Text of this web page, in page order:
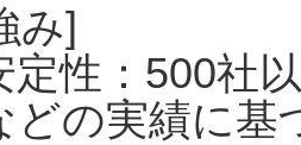
み]
性：500社
どの実績に基